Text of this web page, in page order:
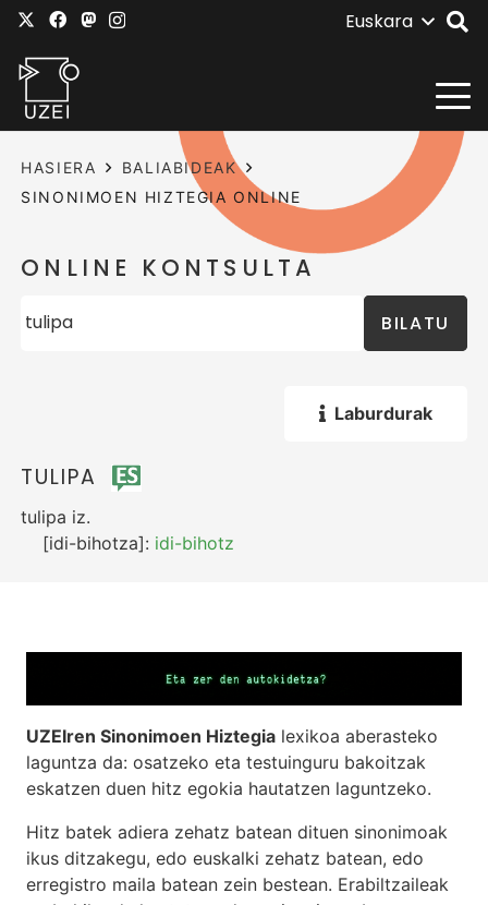
Euskara
HASIERA
BALIABIDEAK
SINONIMOEN HIZTEGIA ONLINE
ONLINE KONTSULTA
BILATU
Laburdurak
TULIPA
tulipa iz.
[idi-bihotza]: idi-bihotz
UZEIren Sinonimoen Hiztegia lexikoa aberasteko
laguntza da: osatzeko eta testuinguru bakoitzak
eskatzen duen hitz egokia hautatzen laguntzeko.
Hitz batek adiera zehatz batean dituen sinonimoak
ikus ditzakegu, edo euskalki zehatz batean, edo
erregistro maila batean zein bestean. Erabiltzaileak